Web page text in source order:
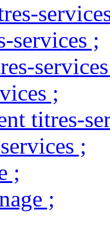
services ;
services
;
titres-
;
;
;